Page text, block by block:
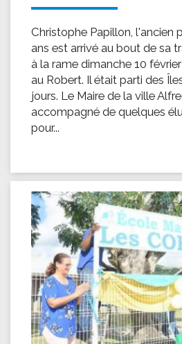
Christophe Papillon, l'ancien
ans est arrivé au bout de sa
à la rame dimanche 10
au Robert. Il était parti des
jours. Le Maire de la ville
accompagné de quelques
pour...